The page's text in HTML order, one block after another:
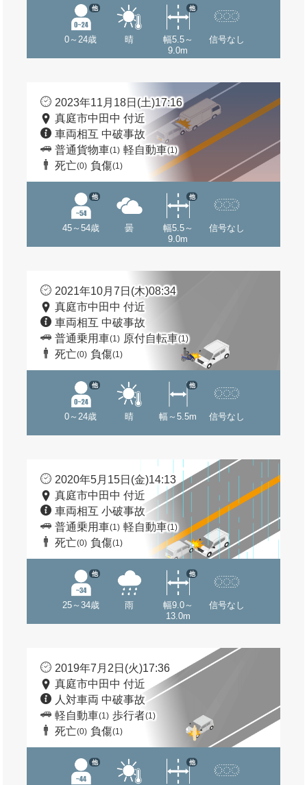
0～24歳
他
晴
幅5.5～
9.0m
他
信号なし
2023年11月18日(土)17:16
真庭市中田中 付近
車両相互 中破事故
普通貨物車(1) 軽自動車(1)
死亡(0) 負傷(1)
45～54歳
他
曇
幅5.5～
9.0m
他
信号なし
2021年10月7日(木)08:34
真庭市中田中 付近
車両相互 中破事故
普通乗用車(1) 原付自転車(1)
死亡(0) 負傷(1)
0～24歳
他
晴 幅～5.5m
他
信号なし
2020年5月15日(金)14:13
真庭市中田中 付近
車両相互 小破事故
普通乗用車(1) 軽自動車(1)
死亡(0) 負傷(1)
25～34歳
他
雨
幅9.0～
13.0m
他
信号なし
2019年7月2日(火)17:36
真庭市中田中 付近
人対車両 中破事故
軽自動車(1) 歩行者(1)
死亡(0) 負傷(1)
他 他